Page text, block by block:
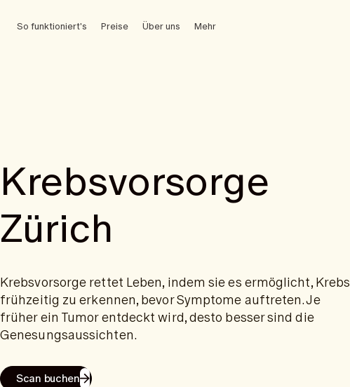
So funktioniert's Preise Über uns Mehr
Krebsvorsorge
Zürich
Krebsvorsorge rettet Leben, indem sie es ermöglicht, Krebs
frühzeitig zu erkennen, bevor Symptome auftreten. Je
früher ein Tumor entdeckt wird, desto besser sind die
Genesungsaussichten.
Scan buchen